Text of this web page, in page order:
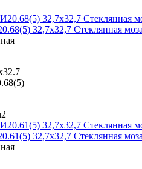
32,7x32,7 Стеклянная
32,7x32,7 Стеклянная